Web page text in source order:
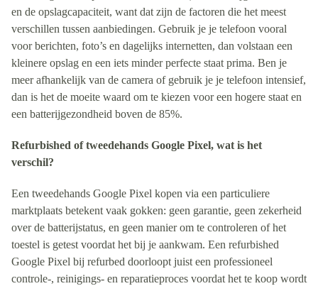
en de opslagcapaciteit, want dat zijn de factoren die het meest
verschillen tussen aanbiedingen. Gebruik je je telefoon vooral
voor berichten, foto’s en dagelijks internetten, dan volstaan een
kleinere opslag en een iets minder perfecte staat prima. Ben je
meer afhankelijk van de camera of gebruik je je telefoon intensief,
dan is het de moeite waard om te kiezen voor een hogere staat en
een batterijgezondheid boven de 85%.
Refurbished of tweedehands Google Pixel, wat is het
verschil?
Een tweedehands Google Pixel kopen via een particuliere
marktplaats betekent vaak gokken: geen garantie, geen zekerheid
over de batterijstatus, en geen manier om te controleren of het
toestel is getest voordat het bij je aankwam. Een refurbished
Google Pixel bij refurbed doorloopt juist een professioneel
controle-, reinigings- en reparatieproces voordat het te koop wordt